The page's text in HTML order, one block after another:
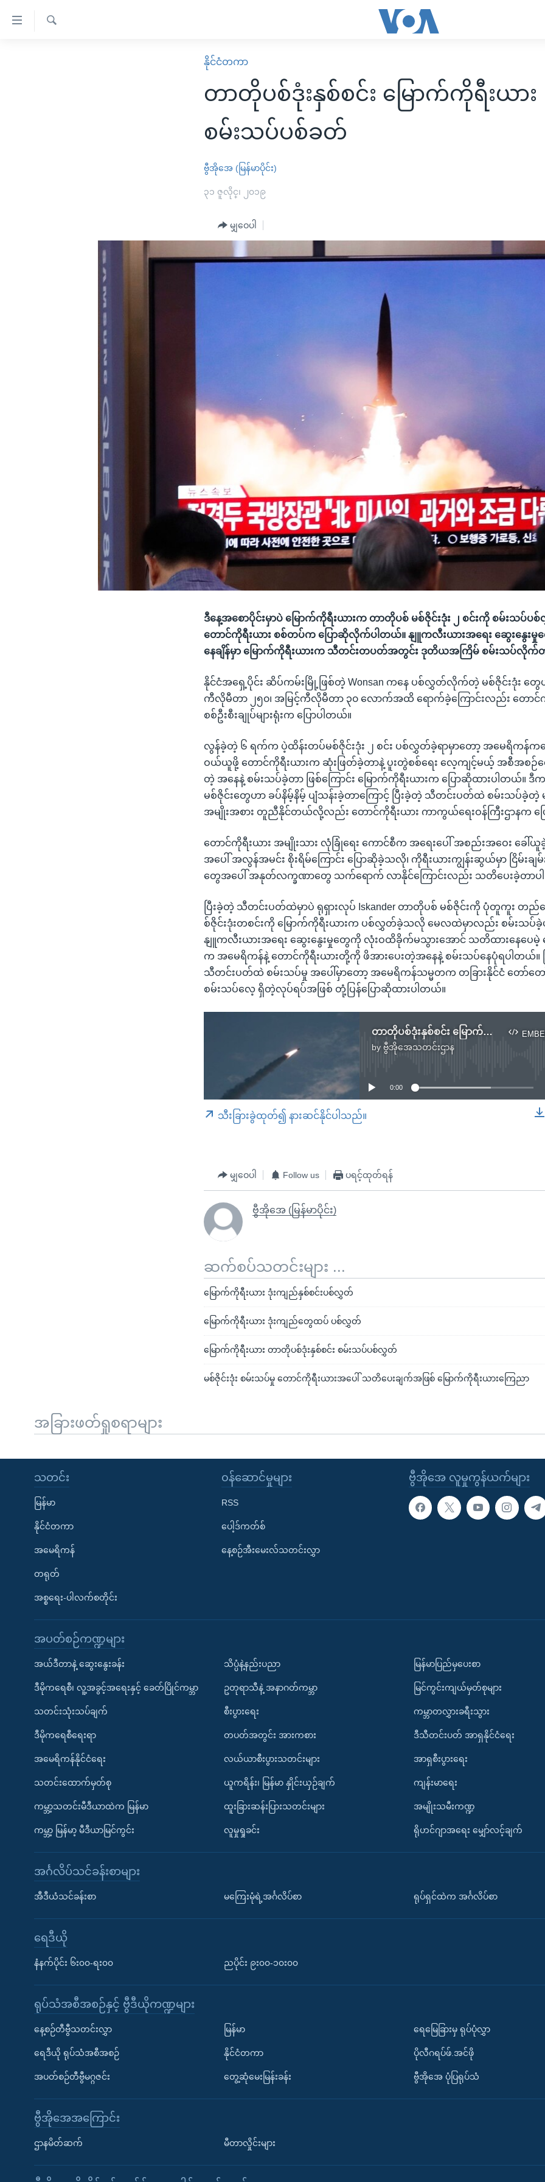
ရုပ်ရှင်ထဲက အင်္ဂလိပ်စာ
သုတပဒေသာ အင်္ဂလိပ်စာ
နိုင်ငံတကာ
တာတိုပစ်ဒုံးနှစ်စင်း မြောက်ကိုရီးယား
စမ်းသပ်ပစ်ခတ်
ဗွီအိုအေ (မြန်မာပိုင်း)
၃၁ ဇူလိုင္၊ ၂၀၁၉
မျှဝေပါ
ဒီနေ့အစောပိုင်းမှာပဲ မြောက်ကိုရီးယားက တာတိုပစ် မစ်ဇိုင်းဒုံး ၂ စင်းကို စမ်းသပ်ပ
တောင်ကိုရီးယား စစ်တပ်က ပြောဆိုလိုက်ပါတယ်။ နျူကလီးယားအရေး ဆွေးနွေးမှု
နေချိန်မှာ မြောက်ကိုရီးယားက သီတင်းတပတ်အတွင်း ဒုတိယအကြိမ် စမ်းသပ်လိုက်တ
နိုင်ငံအရှေ့ပိုင်း ဆိပ်ကမ်းမြို့ဖြစ်တဲ့ Wonsan ကနေ ပစ်လွှတ်လိုက်တဲ့ မစ်ဇိုင်းဒုံး တွ
ကီလိုမီတာ ၂၅၀၊ အမြင့်ကီလိုမီတာ ၃၀ လောက်အထိ ရောက်ခဲ့ကြောင်းလည်း တောင်
စစ်ဦးစီးချုပ်များရုံးက ပြောပါတယ်။
လွန်ခဲ့တဲ့ ၆ ရက်က ပဲ့ထိန်းတပ်မစ်ဇိုင်းဒုံး ၂ စင်း ပစ်လွှတ်ခဲ့ရာမှာတော့ အမေရိကန်
ဝယ်ယူဖို့ တောင်ကိုရီးယားက ဆုံးဖြတ်ခဲ့တာနဲ့ ပူးတွဲစစ်ရေး လေ့ကျင့်မယ့် အစီအစဉ်တွ
တဲ့ အနေနဲ့ စမ်းသပ်ခဲ့တာ ဖြစ်ကြောင်း မြောက်ကိုရီးယားက ပြောဆိုထားပါတယ်။
မစ်ဇိုင်းတွေဟာ ခပ်နိမ့်နိမ့် ပျံသန်းခဲ့တာကြောင့် ပြီးခဲ့တဲ့ သီတင်းပတ်ထဲ စမ်းသပ်ခဲ့တဲ့
အမျိုးအစား တူညီနိုင်တယ်လို့လည်း တောင်ကိုရီးယား ကာကွယ်ရေးဝန်ကြီးဌာနက ပြ
တောင်ကိုရီးယား အမျိုးသား လုံခြုံရေး ကောင်စီက အရေးပေါ် အစည်းအဝေး ခေါ်ယူခဲ့
အပေါ် အလွန်အမင်း စိုးရိမ်ကြောင်း ပြောဆိုခဲ့သလို၊ ကိုရီးယားကျွန်းဆွယ်မှာ ငြိမ်းချမ်
တွေအပေါ် အနုတ်လက္ခဏာတွေ သက်ရောက် လာနိုင်ကြောင်းလည်း သတိပေးခဲ့တာပါ
ပြီးခဲ့တဲ့ သီတင်းပတ်ထဲမှာပဲ ရုရှားလုပ် Iskander တာတိုပစ် မစ်ဇိုင်းကို ပုံတူကူး တ
စ်ဇိုင်းဒုံးတစင်းကို မြောက်ကိုရီးယားက ပစ်လွှတ်ခဲ့သလို မေလထဲမှာလည်း စမ်းသပ်ခဲ့
နျူကလီးယားအရေး ဆွေးနွေးမှုတွေကို လုံးဝထိခိုက်မသွားအောင် သတိထားနေပေမဲ့
က အမေရိကန်နဲ့ တောင်ကိုရီးယားတို့ကို ဖိအားပေးတဲ့အနေနဲ့ စမ်းသပ်နေပုံရပါတယ်။
သီတင်းပတ်ထဲ စမ်းသပ်မှု အပေါ်မှာတော့ အမေရိကန်သမ္မတက တခြားနိုင်ငံ တော်တော်
စမ်းသပ်လေ့ ရှိတဲ့လုပ်ရပ်အဖြစ် တုံ့ပြန်ပြောဆိုထားပါတယ်။
တာတိုပစ်ဒုံးနှစ်စင်း မြောက်ကိုရီးယား စမ်းသပ်ပစ်ခတ်
byဗွီအိုအေသတင်းဌာန
No media source currently available
0:00
သီးခြားခွဲထုတ်၍ နားဆင်နိုင်ပါသည်။
မျှဝေပါ Follow us ပရင့်ထုတ်ရန်
ဗွီအိုအေ (မြန်မာပိုင်း)
ဆက်စပ်သတင်းများ ...
မြောက်ကိုရီးယား ဒုံးကျည်နှစ်စင်းပစ်လွှတ်
မြောက်ကိုရီးယား ဒုံးကျည်တွေထပ် ပစ်လွှတ်
မြောက်ကိုရီးယား တာတိုပစ်ဒုံးနှစ်စင်း စမ်းသပ်ပစ်လွှတ်
မစ်ဇိုင်းဒုံး စမ်းသပ်မှု တောင်ကိုရီးယားအပေါ် သတိပေးချက်အဖြစ် မြောက်ကိုရီးယားကြေညာ
အခြားဖတ်ရှုစရာများ
ဗွီအိုအေ လူမှုကွန်ယက်များ
သတင်း
မြန်မာ
နိုင်ငံတကာ
အမေရိကန်
တရုတ်
အစ္စရေး-ပါလက်စတိုင်း
၀န်ဆောင်မှုများ
RSS
ပေါ့ဒ်ကတ်စ်
နေ့စဉ်အီးမေးလ်သတင်းလွှာ
အပတ်စဉ်ကဏ္ဍများ
အယ်ဒီတာနဲ့ ဆွေးနွေးခန်း
ဒီမိုကရေစီ၊ လူ့အခွင့်အရေးနှင့် ခေတ်ပြိုင်ကမ္ဘာ
သတင်းသုံးသပ်ချက်
ဒီမိုကရေစီရေးရာ
အမေရိကန်နိုင်ငံရေး
သတင်းထောက်မှတ်စု
ကမ္ဘာ့သတင်းမီဒီယာထဲက မြန်မာ
ကမ္ဘာ့ မြန်မာ့ မီဒီယာမြင်ကွင်း
သိပ္ပံနဲ့နည်းပညာ
ဥတုရာသီနဲ့ အနာဂတ်ကမ္ဘာ
စီးပွားရေး
တပတ်အတွင်း အားကစား
လယ်ယာစီးပွားသတင်းများ
ယူကရိန်း၊ မြန်မာ နှိုင်းယှဉ်ချက်
ထူးခြားဆန်းပြားသတင်းများ
လူမှုရှုခင်း
မြန်မာပြည်မှပေးစာ
မြင်ကွင်းကျယ်မှတ်စုများ
ကမ္ဘာတလွှားခရီးသွား
ဒီသီတင်းပတ် အာရှနိုင်ငံရေး
အာရှစီးပွားရေး
ကျန်းမာရေး
အမျိုးသမီးကဏ္ဍ
ရိုဟင်ဂျာအရေး မျှော်လင့်ချက်
အင်္ဂလိပ်သင်ခန်းစာများ
အီဒီယံသင်ခန်းစာ မကြေးမုံရဲ့အင်္ဂလိပ်စာ ရုပ်ရှင်ထဲက အင်္ဂလိပ်စာ
ရေဒီယို
နံနက်ပိုင်း ၆း၀၀-ရး၀၀ ညပိုင်း ၉း၀၀-၁၀း၀၀
ရုပ်သံအစီအစဉ်နှင့် ဗွီဒီယိုကဏ္ဍများ
နေ့စဉ်တီဗွီသတင်းလွှာ
ရေဒီယို ရုပ်သံအစီအစဉ်
အပတ်စဉ်တီဗွီမဂ္ဂဇင်း
မြန်မာ
နိုင်ငံတကာ
တွေ့ဆုံမေးမြန်းခန်း
ရေမြေခြားမှ ရုပ်ပုံလွှာ
ပိုလီဂရပ်ဖ်.အင်ဖို
ဗွီအိုအေ ပုံပြရုပ်သံ
ဗွီအိုအေအကြောင်း
ဌာနမိတ်ဆက် မီတာလှိုင်းများ